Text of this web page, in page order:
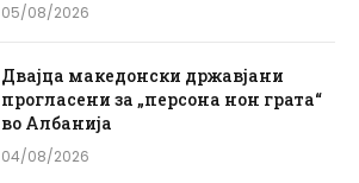
05/08/2026
Двајца македонски државјани
прогласени за „персона нон грата“
во Албанија
04/08/2026